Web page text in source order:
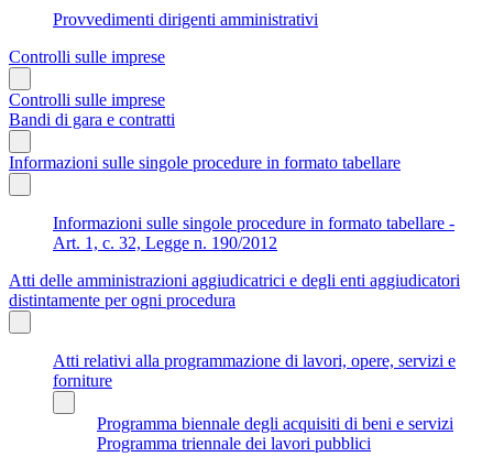
Provvedimenti dirigenti amministrativi
Controlli sulle imprese
Controlli sulle imprese
Bandi di gara e contratti
Informazioni sulle singole procedure in formato tabellare
Informazioni sulle singole procedure in formato tabellare -
Art. 1, c. 32, Legge n. 190/2012
Atti delle amministrazioni aggiudicatrici e degli enti aggiudicatori
distintamente per ogni procedura
Atti relativi alla programmazione di lavori, opere, servizi e
forniture
Programma biennale degli acquisiti di beni e servizi
Programma triennale dei lavori pubblici